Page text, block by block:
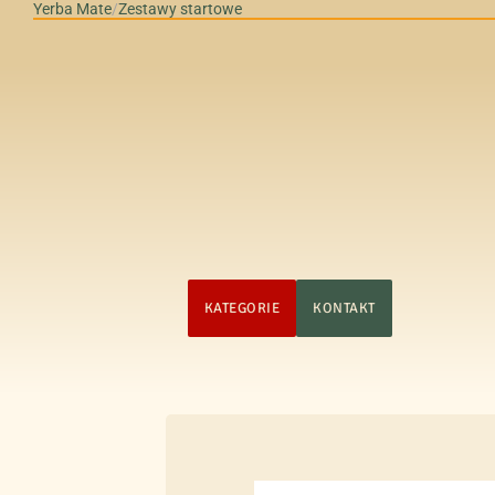
KATEGORIE KONTAKT
Yerba Mate/Zestawy startowe